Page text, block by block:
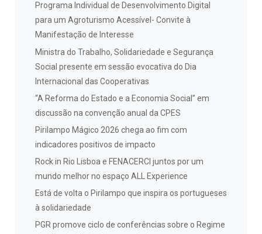
Programa Individual de Desenvolvimento Digital
para um Agroturismo Acessível- Convite à
Manifestação de Interesse
Ministra do Trabalho, Solidariedade e Segurança
Social presente em sessão evocativa do Dia
Internacional das Cooperativas
“A Reforma do Estado e a Economia Social” em
discussão na convenção anual da CPES
Pirilampo Mágico 2026 chega ao fim com
indicadores positivos de impacto
Rock in Rio Lisboa e FENACERCI juntos por um
mundo melhor no espaço ALL Experience
Está de volta o Pirilampo que inspira os portugueses
à solidariedade
PGR promove ciclo de conferências sobre o Regime